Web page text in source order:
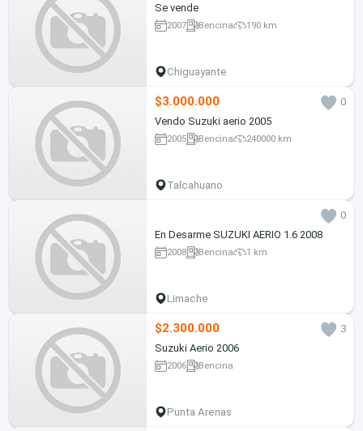
Se vende
2007 Bencina 190 km
Chiguayante
$3.000.000
0
Vendo Suzuki aerio 2005
2005 Bencina 240000 km
Talcahuano
0
En Desarme SUZUKI AERIO 1.6 2008
2008 Bencina 1 km
Limache
$2.300.000
3
Suzuki Aerio 2006
2006 Bencina
Punta Arenas